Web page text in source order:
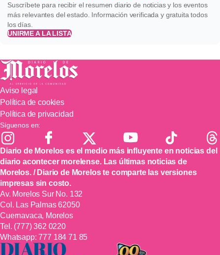
Suscríbete para recibir el resumen diario de noticias y los eventos
más relevantes del estado. Información verificada y gratuita todos
los días.
UNIRME A LA LISTA
Aviso legal
Política de cookies
Política de privacidad
Síguenos en:
Diario de Morelos es el medio más influyente en noticias del
diario acontecer morelense. Las últimas noticias de
Morelos. / Diario de Morelos te comparte las versiones
impresas sin costo.
Av. Morelos Sur No. 132
Col. Las Palmas 62050
Cuernavaca, Morelos
Tel. (777) 362 0220
Whatsapp:777 184 71 85